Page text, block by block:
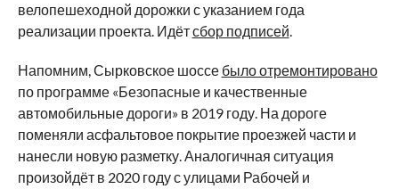
велопешеходной дорожки с указанием года
реализации проекта. Идётсбор подписей.
Напомним, Сырковское шоссе было отремонтировано
по программе «Безопасные и качественные
автомобильные дороги» в 2019 году. На дороге
поменяли асфальтовое покрытие проезжей части и
нанесли новую разметку. Аналогичная ситуация
произойдёт в 2020 году с улицами Рабочей и